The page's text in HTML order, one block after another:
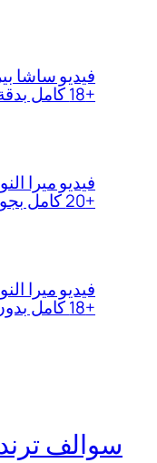
فيديو ساشا
+18 كامل بدقة عالية
فيديو ميرا
+20 كامل بجودة عالية
فيديو ميرا
+18 كامل بدون تغبيش
سوالف